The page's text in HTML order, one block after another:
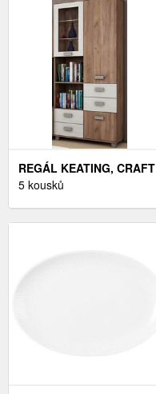
REGÁL KEATING, CRAFT
TOBACO/CRAFT BÍLÝ, 5
5 kousků